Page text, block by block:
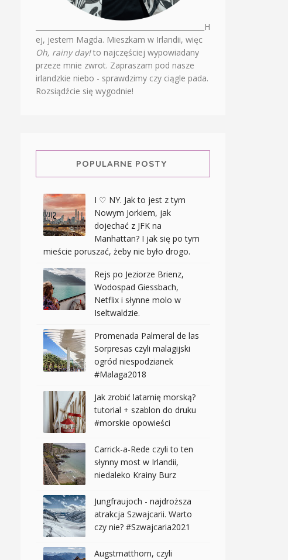
________________________________________________H
ej, jestem Magda. Mieszkam w Irlandii, więc
Oh, rainy day!to najczęściej wypowiadany
przeze mnie zwrot. Zapraszam pod nasze
irlandzkie niebo - sprawdzimy czy ciągle pada.
Rozsiądźcie się wygodnie!
POPULARNE POSTY
I ♡ NY. Jak to jest z tym
Nowym Jorkiem, jak
dojechać z JFK na
Manhattan? I jak się po tym
mieście poruszać, żeby nie było drogo.
Rejs po Jeziorze Brienz,
Wodospad Giessbach,
Netflix i słynne molo w
Iseltwaldzie.
Promenada Palmeral de las
Sorpresas czyli malagijski
ogród niespodzianek
#Malaga2018
Jak zrobić latarnię morską?
tutorial + szablon do druku
#morskie opowieści
Carrick-a-Rede czyli to ten
słynny most w Irlandii,
niedaleko Krainy Burz
Jungfraujoch - najdroższa
atrakcja Szwajcarii. Warto
czy nie? #Szwajcaria2021
Augstmatthorn, czyli